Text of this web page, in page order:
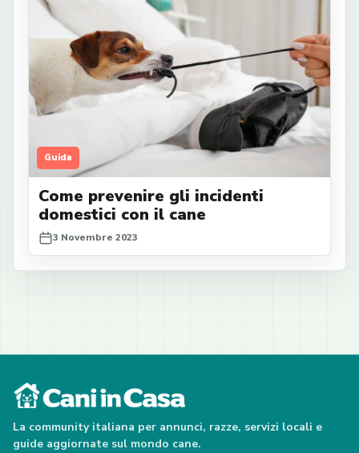
Guida
Come prevenire gli incidenti
domestici con il cane
3 Novembre 2023
La community italiana per annunci, razze, servizi locali e
guide aggiornate sul mondo cane.